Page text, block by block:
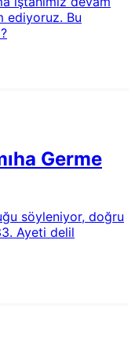
ediyoruz. Bu
Germe
söyleniyor, doğru
Ayeti delil